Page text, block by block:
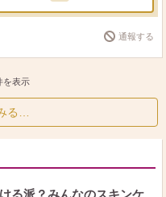
通報する
を表示
る…
る派？みんなのスキンケ